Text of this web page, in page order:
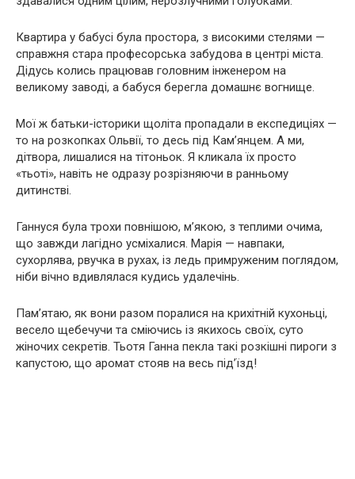
Квартира у бабусі була простора, з високими стелями —
справжня стара професорська забудова в центрі міста.
Дідусь колись працював головним інженером на
великому заводі, а бабуся берегла домашнє вогнище.
Мої ж батьки-історики щоліта пропадали в експедиціях —
то на розкопках Ольвії, то десь під Кам’янцем. А ми,
дітвора, лишалися на тітоньок. Я кликала їх просто
«тьоті», навіть не одразу розрізняючи в ранньому
дитинстві.
Ганнуся була трохи повнішою, м’якою, з теплими очима,
що завжди лагідно усміхалися. Марія — навпаки,
сухорлява, рвучка в рухах, із ледь примруженим поглядом,
ніби вічно вдивлялася кудись удалечінь.
Пам’ятаю, як вони разом поралися на крихітній кухоньці,
весело щебечучи та сміючись із якихось своїх, суто
жіночих секретів. Тьотя Ганна пекла такі розкішні пироги з
капустою, що аромат стояв на весь під’їзд!